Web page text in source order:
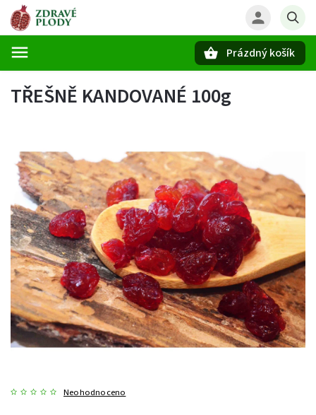
Prázdný košík
TŘEŠNĚ KANDOVANÉ 100g
Neohodnoceno